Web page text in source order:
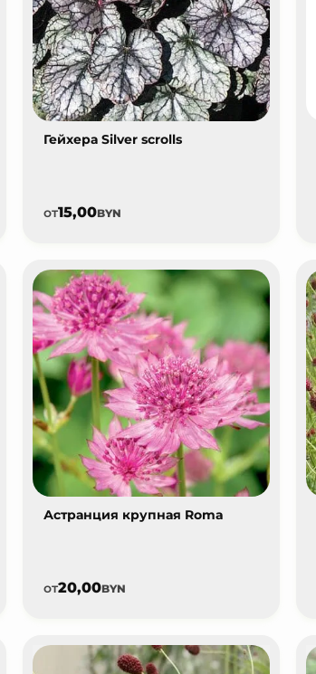
Гейхера Silver scrolls
от15,00BYN
Астранция крупная Roma
от20,00BYN